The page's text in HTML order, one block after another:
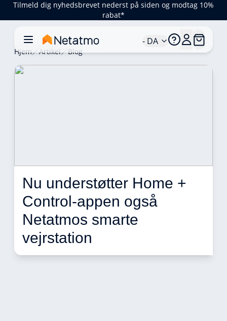
Tilmeld dig nyhedsbrevet nederst på siden og modtag 10%
rabat*
- DA
Hjem Artikel Blog
Nu understøtter Home +
Control-appen også
Netatmos smarte
vejrstation